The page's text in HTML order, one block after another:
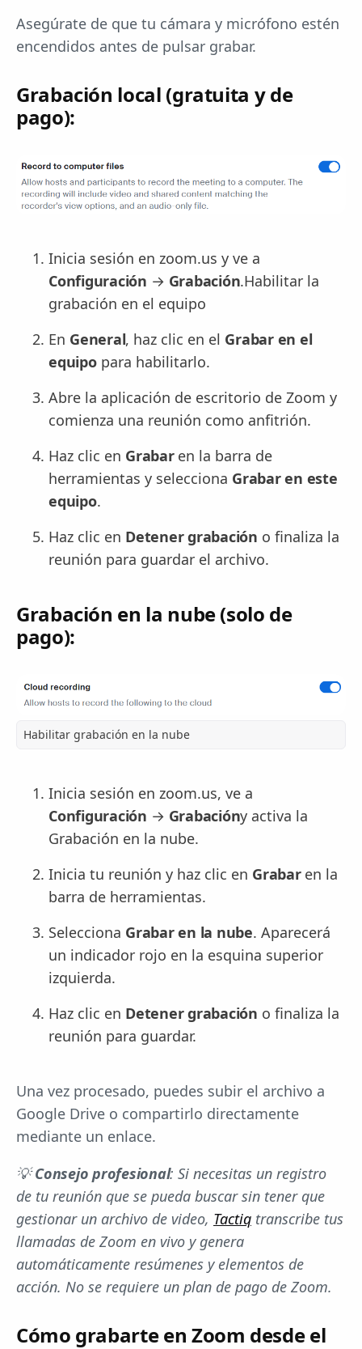
Asegúrate de que tu cámara y micrófono estén
encendidos antes de pulsar grabar.
Grabación local (gratuita y de
pago):
Inicia sesión en zoom.us y ve a
Configuración → Grabación.Habilitar la
grabación en el equipo
En General, haz clic en el Grabar en el
equipopara habilitarlo.
Abre la aplicación de escritorio de Zoom y
comienza una reunión como anfitrión.
Haz clic en Grabar en la barra de
herramientas y selecciona Grabar en este
equipo.
Haz clic en Detener grabación o finaliza la
reunión para guardar el archivo.
Grabación en la nube (solo de
pago):
Habilitar grabación en la nube
Inicia sesión en zoom.us, ve a
Configuración → Grabacióny activa la
Grabación en la nube.
Inicia tu reunión y haz clic en Grabar en la
barra de herramientas.
Selecciona Grabar en la nube. Aparecerá
un indicador rojo en la esquina superior
izquierda.
Haz clic en Detener grabación o finaliza la
reunión para guardar.
Una vez procesado, puedes subir el archivo a
Google Drive o compartirlo directamente
mediante un enlace.
💡Consejo profesional: Si necesitas un registro
de tu reunión que se pueda buscar sin tener que
gestionar un archivo de video, Tactiq transcribe tus
llamadas de Zoom en vivo y genera
automáticamente resúmenes y elementos de
acción. No se requiere un plan de pago de Zoom.
Cómo grabarte en Zoom desde el